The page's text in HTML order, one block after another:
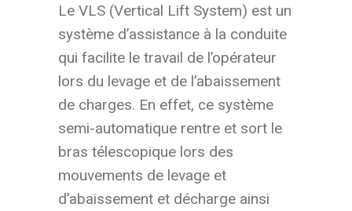
Le VLS (Vertical Lift System) est un
système d’assistance à la conduite
qui facilite le travail de l’opérateur
lors du levage et de l’abaissement
de charges. En effet, ce système
semi-automatique rentre et sort le
bras télescopique lors des
mouvements de levage et
d’abaissement et décharge ainsi